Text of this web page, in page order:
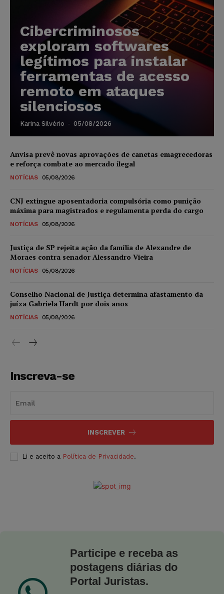
Cibercriminosos
exploram softwares
legítimos para instalar
ferramentas de acesso
remoto em ataques
silenciosos
Karina Silvério - 05/08/2026
Anvisa prevê novas aprovações de canetas emagrecedoras
e reforça combate ao mercado ilegal
NOTÍCIAS 05/08/2026
CNJ extingue aposentadoria compulsória como punição
máxima para magistrados e regulamenta perda do cargo
NOTÍCIAS 05/08/2026
Justiça de SP rejeita ação da família de Alexandre de
Moraes contra senador Alessandro Vieira
NOTÍCIAS 05/08/2026
Conselho Nacional de Justiça determina afastamento da
juíza Gabriela Hardt por dois anos
NOTÍCIAS 05/08/2026
Inscreva-se
INSCREVER
Li e aceito a Política de Privacidade.
Participe e receba as
postagens diárias do
Portal Juristas.